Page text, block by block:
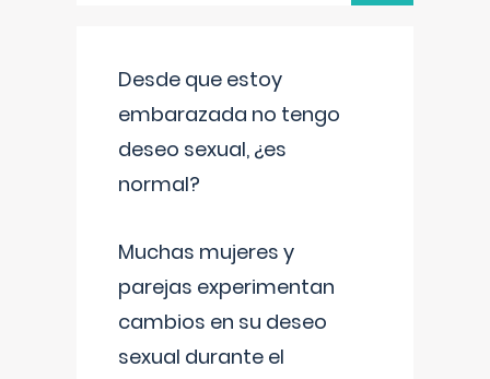
Desde que estoy
embarazada no tengo
deseo sexual, ¿es
normal?
Muchas mujeres y
parejas experimentan
cambios en su deseo
sexual durante el